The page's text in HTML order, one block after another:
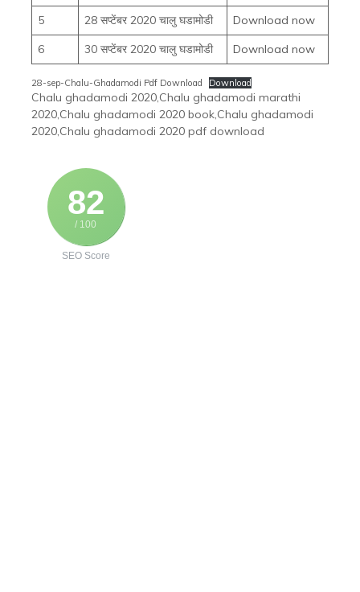
5
28 सप्टेंबर 2020 चालु घडामोडी
Download now
6
30 सप्टेंबर 2020 चालु घडामोडी Download now
28-sep-Chalu-Ghadamodi Pdf Download Download
Chalu ghadamodi 2020,Chalu ghadamodi marathi
2020,Chalu ghadamodi 2020 book,Chalu ghadamodi
2020,Chalu ghadamodi 2020 pdf download
82
/ 100
SEO Score